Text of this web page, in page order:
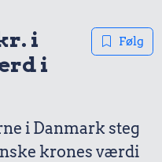
i
i
Følg
i Danmark steg
krones værdi